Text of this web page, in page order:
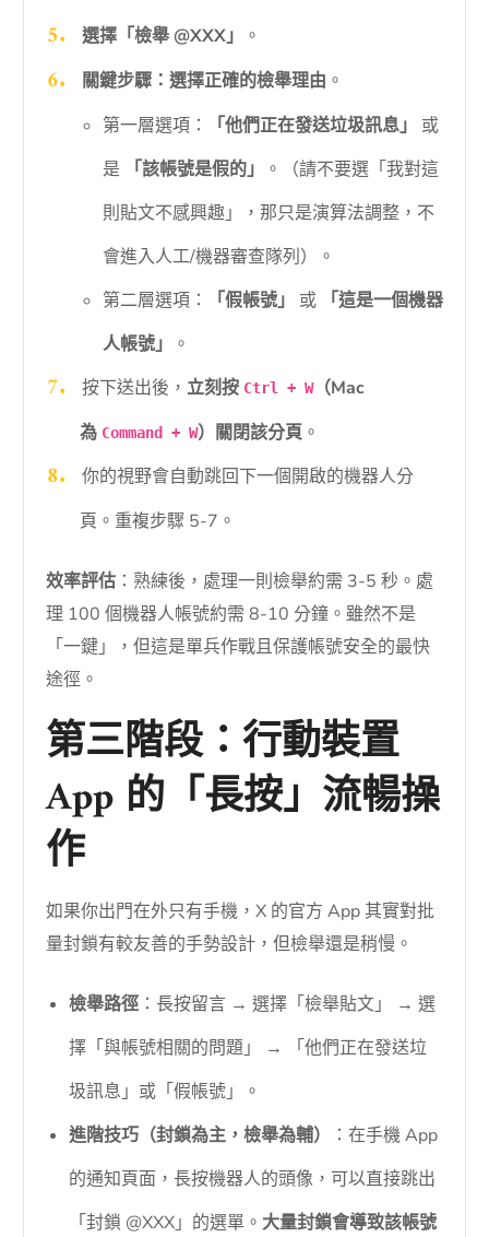
選擇「檢舉 @XXX」
。
關鍵步驟：選擇正確的檢舉理由 。
第一層選項：
「他們正在發送垃圾訊息」
或
是
「該帳號是假的」
。（請不要選「我對這
則貼文不感興趣」，那只是演算法調整，不
會進入人工/機器審查隊列）。
第二層選項：
「假帳號」 或
「這是一個機器
人帳號」
。
按下送出後， 立刻按 Ctrl + W（Mac
為 Command + W）關閉該分頁。
你的視野會自動跳回下一個開啟的機器人分
頁。重複步驟 5-7。
效率評估 ：熟練後，處理一則檢舉約需 3-5 秒。處
理 100 個機器人帳號約需 8-10 分鐘。雖然不是
「一鍵」，但這是單兵作戰且保護帳號安全的最快
途徑。
第三階段：行動裝置
App 的「長按」流暢操
作
如果你出門在外只有手機，X 的官方 App 其實對批
量封鎖有較友善的手勢設計，但檢舉還是稍慢。
檢舉路徑 ：長按留言 → 選擇「檢舉貼文」 → 選
擇「與帳號相關的問題」 → 「他們正在發送垃
圾訊息」或「假帳號」。
進階技巧（封鎖為主，檢舉為輔）
：在手機 App
的通知頁面，長按機器人的頭像，可以直接跳出
「封鎖 @XXX」的選單。大量封鎖會導致該帳號